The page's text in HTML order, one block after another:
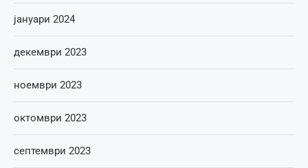
јануари 2024
декември 2023
ноември 2023
октомври 2023
септември 2023